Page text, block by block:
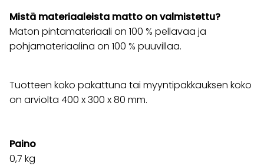
Mistä materiaaleista matto on valmistettu?
Maton pintamateriaali on 100 % pellavaa ja
pohjamateriaalina on 100 % puuvillaa.
Tuotteen koko pakattuna tai myyntipakkauksen koko
on arviolta 400 x 300 x 80 mm.
Paino
0,7 kg